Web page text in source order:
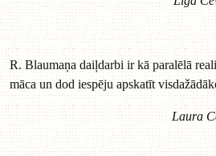
R. Blaumaņa daiļdarbi ir kā paralēlā
māca un dod iespēju apskatīt
Laura